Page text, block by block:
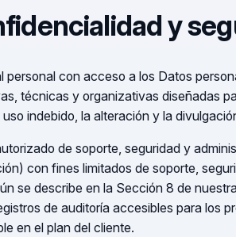
y
personal con acceso a los Datos
técnicas y organizativas diseñadas
uso indebido, la alteración y la
de soporte, seguridad y
con fines limitados de soporte,
se describe en la Sección 8 de
de auditoría accesibles para los
en el plan del cliente.